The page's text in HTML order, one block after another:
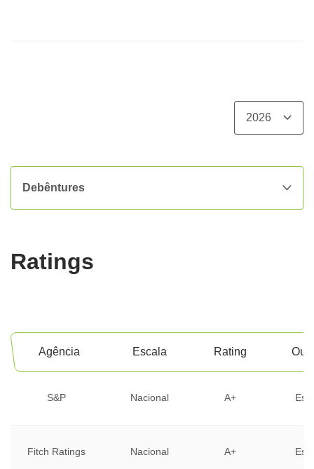
Ratings
Agência Escala Rating
S&P Nacional A+
Fitch Ratings Nacional A+
Debêntures